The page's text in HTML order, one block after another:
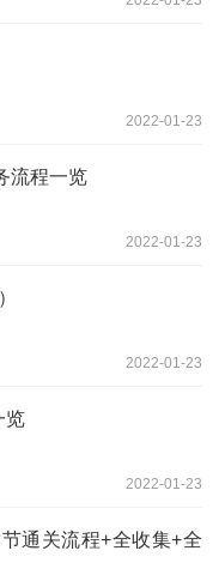
2022-01-23
流程一览
2022-01-23
2022-01-23
览
2022-01-23
通关流程+全收集+全